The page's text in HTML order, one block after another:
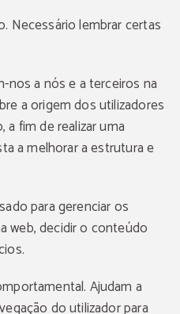
Necessário lembrar certas
nos a nós e a terceiros na
a origem dos utilizadores
a fim de realizar uma
a melhorar a estrutura e
para gerenciar os
web, decidir o conteúdo
Ajudam a
do utilizador para